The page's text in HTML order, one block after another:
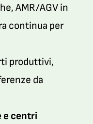
AMR/AGV in
continua per
produttivi,
da
e centri